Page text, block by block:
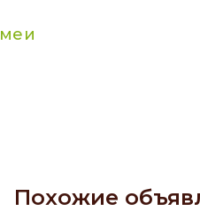
Змеи
Похожие